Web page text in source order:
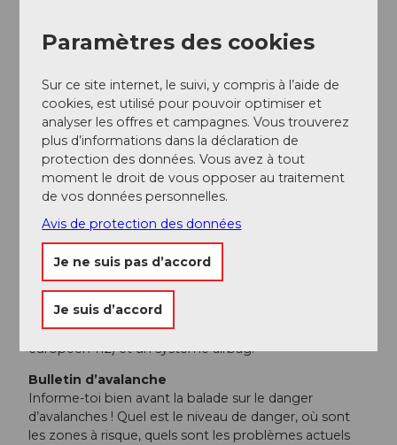
En forme et en bonne santé en montagne
d'endurance et de force régulier. Veille à garder des
réserves d'énergie pour la descente.
Planification minutieuse du parcours
Une attention particulière doit être portée aux
prévisions météorologiques, car le froid, le vent et la
mauvaise visibilité augmentent fortement le risque
d'accident. Planifie des itinéraires alternatifs et des
points de contrôle.
Équipement complet
L'équipement standard d'urgence comprend un
détecteur de victimes d'avalanche, une pelle et une
sonde, une trousse de premiers secours, un sac de
bivouac, un téléphone portable (appel d'urgence
européen 112) et un système airbag.
Bulletin d’avalanche
Informe-toi bien avant la balade sur le danger
d’avalanches ! Quel est le niveau de danger, où sont
les zones à risque, quels sont les problèmes actuels
Paramètres des cookies
Sur ce site internet, le suivi, y compris à l’aide de
cookies, est utilisé pour pouvoir optimiser et
analyser les offres et campagnes. Vous trouverez
plus d’informations dans la déclaration de
protection des données. Vous avez à tout
moment le droit de vous opposer au traitement
de vos données personnelles.
Avis de protection des données
Je ne suis pas d’accord
Je suis d’accord